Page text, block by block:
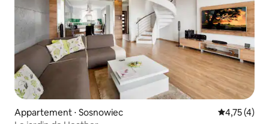
Appartement ⋅ Sosnowiec Évaluation
4,75 (4)